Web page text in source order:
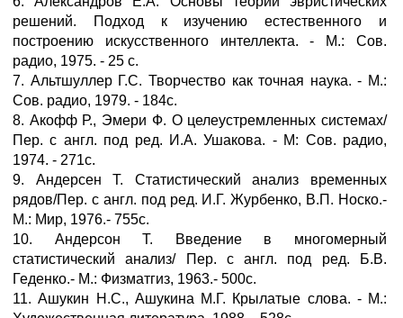
решений. Подход к изучению естественного и
построению искусственного интеллекта. - М.: Сов.
радио, 1975. - 25 с.
7. Альтшуллер Г.С. Творчество как точная наука. - М.:
Сов. радио, 1979. - 184с.
8. Акофф Р., Эмери Ф. О целеустремленных системах/
Пер. с англ. под ред. И.А. Ушакова. - М: Сов. радио,
1974. - 271с.
9. Андерсен Т. Статистический анализ временных
рядов/Пер. с англ. под ред. И.Г. Журбенко, В.П. Носко.-
М.: Мир, 1976.- 755с.
10. Андерсон Т. Введение в многомерный
статистический анализ/ Пер. с англ. под ред. Б.В.
Геденко.- М.: Физматгиз, 1963.- 500с.
11. Ашукин Н.С., Ашукина М.Г. Крылатые слова. - М.: